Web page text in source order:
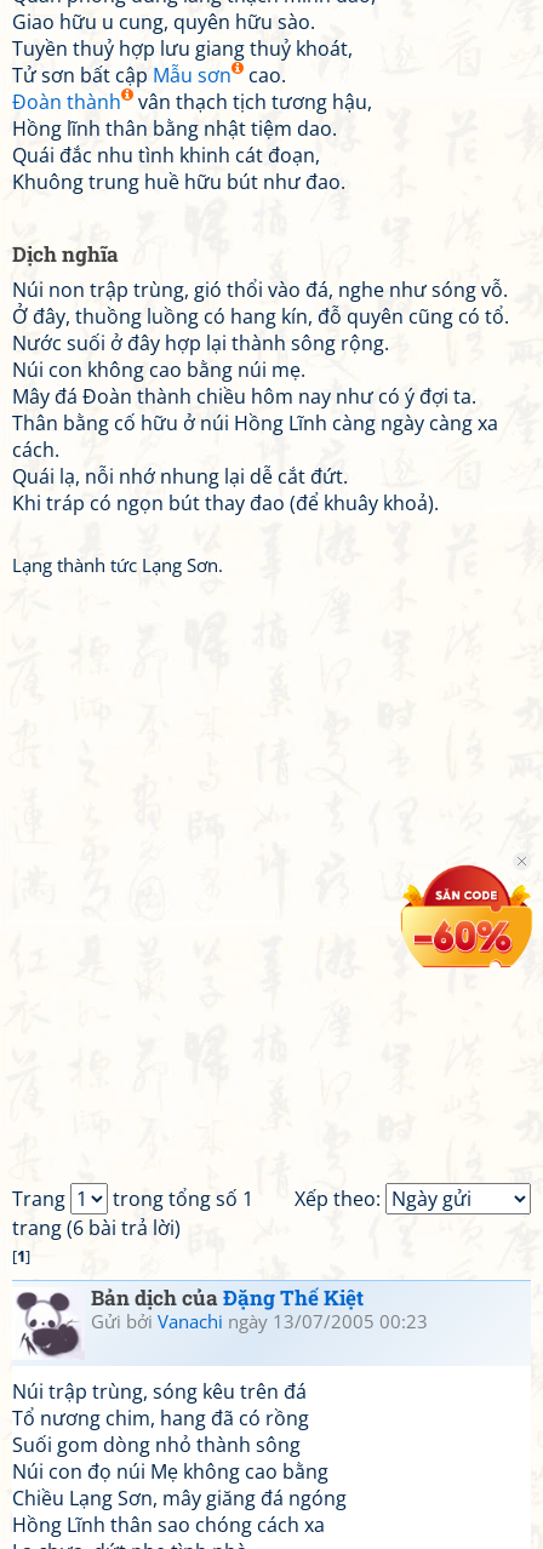
Giao hữu u cung, quyên hữu sào.
Tuyền thuỷ hợp lưu giang thuỷ khoát,
Tử sơn bất cập Mẫu sơn
cao.
Đoàn thành
vân thạch tịch tương hậu,
Hồng lĩnh thân bằng nhật tiệm dao.
Quái đắc nhu tình khinh cát đoạn,
Khuông trung huề hữu bút như đao.
Dịch nghĩa
Núi non trập trùng, gió thổi vào đá, nghe như sóng vỗ.
Ở đây, thuồng luồng có hang kín, đỗ quyên cũng có tổ.
Nước suối ở đây hợp lại thành sông rộng.
Núi con không cao bằng núi mẹ.
Mây đá Đoàn thành chiều hôm nay như có ý đợi ta.
Thân bằng cố hữu ở núi Hồng Lĩnh càng ngày càng xa
cách.
Quái lạ, nỗi nhớ nhung lại dễ cắt đứt.
Khi tráp có ngọn bút thay đao (để khuây khoả).
Lạng thành tức Lạng Sơn.
Xếp theo:
Trang
trong tổng số 1
trang (6 bài trả lời)
[1]
Bản dịch củaĐặng Thế Kiệt
Gửi bởi Vanachi ngày 13/07/2005 00:23
Núi trập trùng, sóng kêu trên đá
Tổ nương chim, hang đã có rồng
Suối gom dòng nhỏ thành sông
Núi con đọ núi Mẹ không cao bằng
Chiều Lạng Sơn, mây giăng đá ngóng
Hồng Lĩnh thân sao chóng cách xa